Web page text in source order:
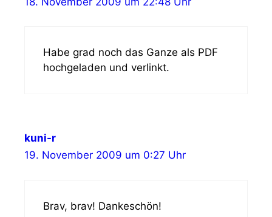
Habe grad noch das Ganze als PDF
hochgeladen und verlinkt.
kuni-r
19. November 2009 um 0:27 Uhr
Brav, brav! Dankeschön!